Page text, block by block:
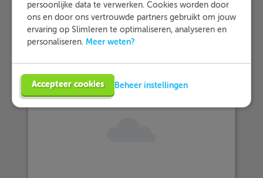
persoonlijke data te verwerken. Cookies worden door
ons en door ons vertrouwde partners gebruikt om jouw
ervaring op Slimleren te optimaliseren, analyseren en
personaliseren. Meer weten?
Accepteer cookies Beheer instellingen